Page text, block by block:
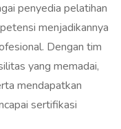
penyedia pelatihan
menjadikannya
Dengan tim
yang memadai,
mendapatkan
sertifikasi